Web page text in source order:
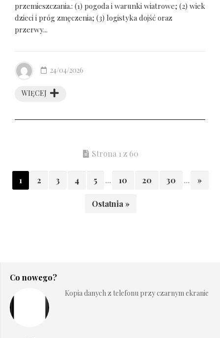
przemieszczania.: (1) pogoda i warunki wiatrowe; (2) wiek
dzieci i próg zmęczenia; (3) logistyka dojść oraz
przerwy...
WIĘCEJ
24/04/2026
Strona 1 z 60
1 2 3 4 5 ... 10 20 30 ... »
Ostatnia »
Co nowego?
Kopia danych z telefonu przy czarnym ekranie